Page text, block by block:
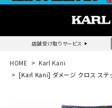
店舗受け取りサービス
新規会員登録｜ログイン
HOME
Karl Kani
[Karl Kani] ダメージ クロス ステ